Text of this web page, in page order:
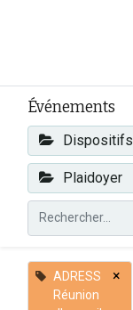
Événements
Dispositifs
Plaidoyer
ADRESS
Réunion
×